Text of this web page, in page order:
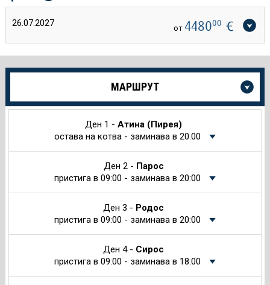
26.07.2027 от 448000 €
Още
за
МАРШРУТ
Ден 1 -Атина (Пирея)
остава на котва - заминава в 20:00
Ден 2 - Парос
пристига в 09:00 - заминава в 20:00
Ден 3 - Родос
пристига в 09:00 - заминава в 20:00
Ден 4 - Сирос
пристига в 09:00 - заминава в 18:00